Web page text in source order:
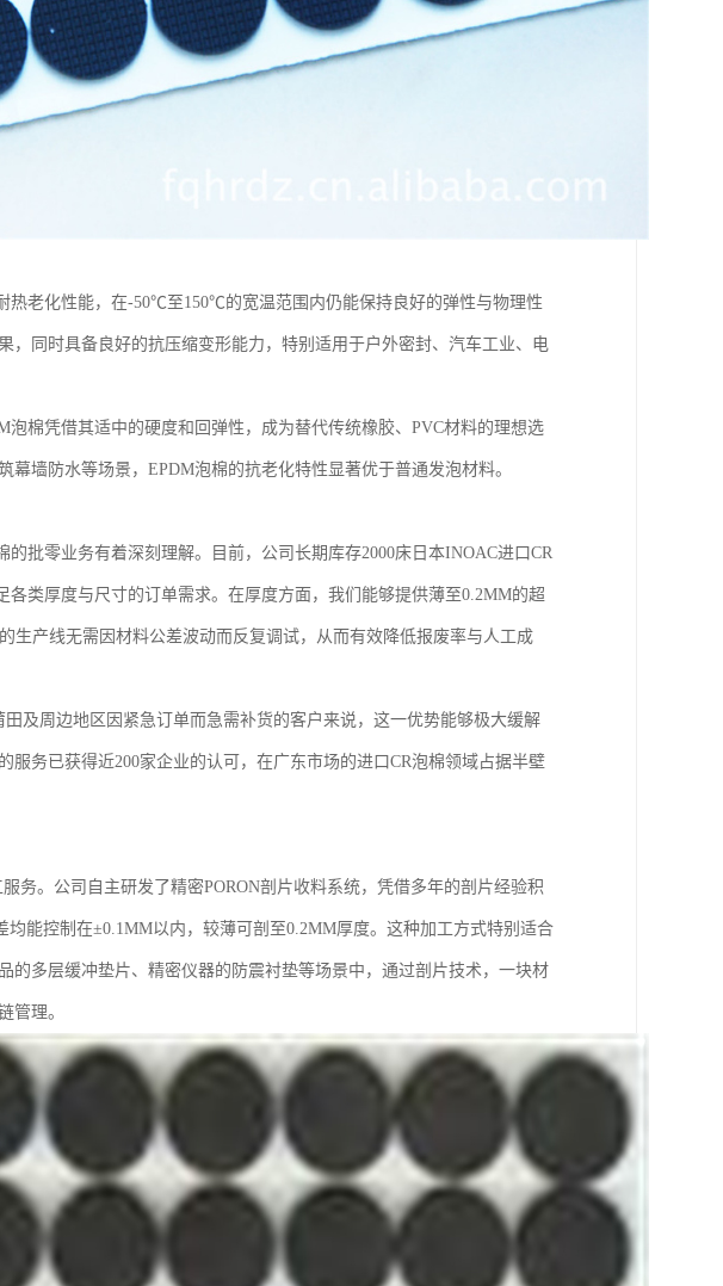
热老化性能，在-50℃至150℃的宽温范围内仍能保持良好的弹性与物理性
，同时具备良好的抗压缩变形能力，特别适用于户外密封、汽车工业、电
棉凭借其适中的硬度和回弹性，成为替代传统橡胶、PVC材料的理想选
墙防水等场景，EPDM泡棉的抗老化特性显著优于普通发泡材料。
批零业务有着深刻理解。目前，公司长期库存2000床日本INOAC进口CR
各类厚度与尺寸的订单需求。在厚度方面，我们能够提供薄至0.2MM的超
生产线无需因材料公差波动而反复调试，从而有效降低报废率与人工成
及周边地区因紧急订单而急需补货的客户来说，这一优势能够极大缓解
务已获得近200家企业的认可，在广东市场的进口CR泡棉领域占据半壁
务。公司自主研发了精密PORON剖片收料系统，凭借多年的剖片经验积
能控制在±0.1MM以内，较薄可剖至0.2MM厚度。这种加工方式特别适合
的多层缓冲垫片、精密仪器的防震衬垫等场景中，通过剖片技术，一块材
管理。